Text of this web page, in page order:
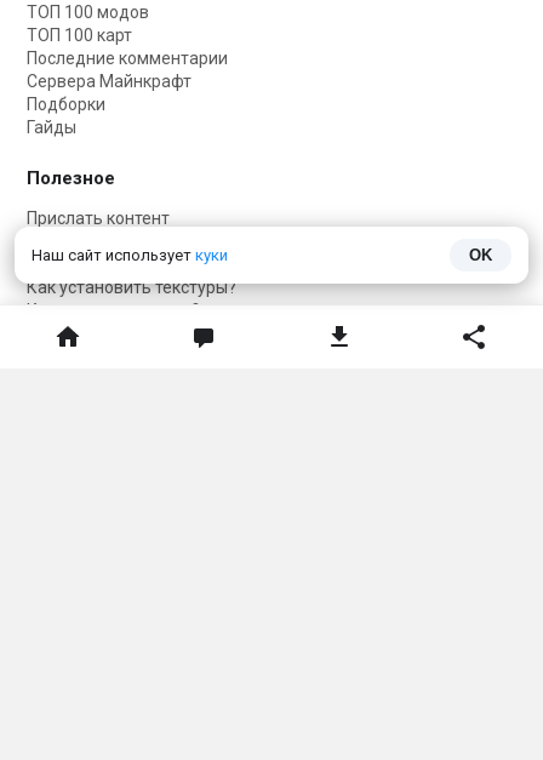
Наш сайт использует куки OK
ТОП 100 модов
ТОП 100 карт
Последние комментарии
Сервера Майнкрафт
Подборки
Гайды
Полезное
Прислать контент
Как установить карту?
Как установить текстуры?
Как установить скин?
Карта сайта